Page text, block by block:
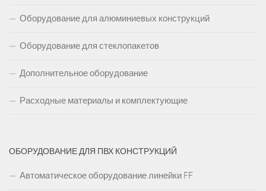
Оборудование для алюминиевых конструкций
Оборудование для стеклопакетов
Дополнительное оборудование
Расходные материалы и комплектующие
ОБОРУДОВАНИЕ ДЛЯ ПВХ КОНСТРУКЦИЙ
Автоматическое оборудование линейки FF